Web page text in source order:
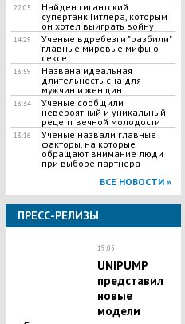
22:05
Найден гигантский
супертанк Гитлера, которым
он хотел выиграть войну
14:29
Ученые вдребезги "разбили"
главные мировые мифы о
сексе
13:59
Названа идеальная
длительность сна для
мужчин и женщин
13:34
Ученые сообщили
невероятный и уникальный
рецепт вечной молодости
13:16
Ученые назвали главные
факторы, на которые
обращают внимание люди
при выборе партнера
ВСЕ НОВОСТИ »
ПРЕСС-РЕЛИЗЫ
19:05
UNIPUMP
представил
новые
модели